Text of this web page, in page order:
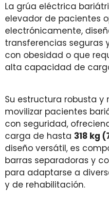
La grúa eléctrica
elevador de pacientes
electrónicamente,
transferencias seguras
con obesidad o que
alta capacidad de
Su estructura robusta y
movilizar pacientes
con seguridad,
carga de hasta 318 kg
diseño versátil, es
barras separadoras y
para adaptarse a
y de rehabilitación.